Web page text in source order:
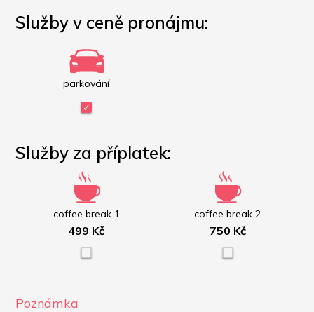
Služby v ceně pronájmu:
parkování
Služby za příplatek:
coffee break 1
499 Kč
coffee break 2
750 Kč
Poznámka